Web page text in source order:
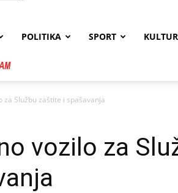
POLITIKA SPORT
za Službu zaštite i spašavanja
vozilo za